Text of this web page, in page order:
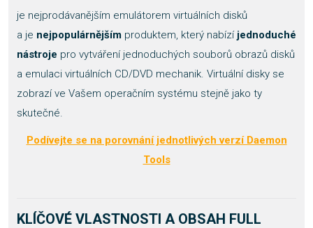
je nejprodávanějším emulátorem virtuálních disků
a je nejpopulárnějším produktem, který nabízí jednoduché
nástroje pro vytváření jednoduchých souborů obrazů disků
a emulaci virtuálních CD/DVD mechanik. Virtuální disky se
zobrazí ve Vašem operačním systému stejně jako ty
skutečné.
Podívejte se na porovnání jednotlivých verzí Daemon
Tools
KLÍČOVÉ VLASTNOSTI A OBSAH FULL